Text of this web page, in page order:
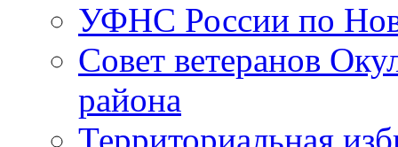
УФНС России по
Совет ветеранов
района